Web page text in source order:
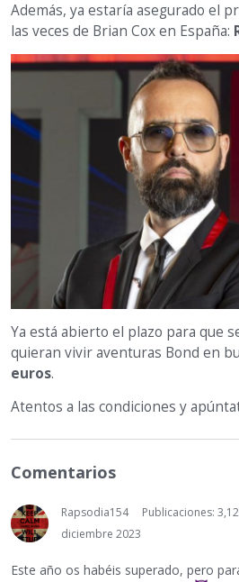
Además, ya estaría asegurado el
las veces de Brian Cox en España:
Ya está abierto el plazo para que
quieran vivir aventuras Bond en
euros.
Atentos a las condiciones y
Comentarios
Rapsodia154
Publicaciones:
diciembre 2023
Este año os habéis superado, pero